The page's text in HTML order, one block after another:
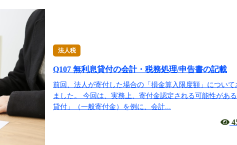
法人税
Q107 無利息貸付の会計・税務処理/申告書の記載
前回、法人が寄付した場合の「損金算入限度額」について
ました。 今回は、実務上、寄付金認定される可能性があ
貸付」（一般寄付金）を例に、会計...